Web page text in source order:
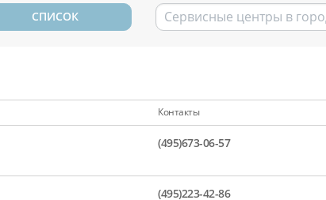
СПИСОК
Контакты
(495)673-06-57
(495)223-42-86